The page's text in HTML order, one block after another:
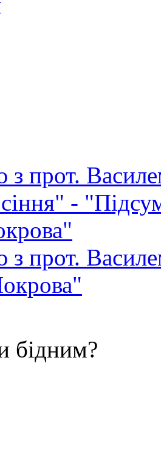
з прот.
-
з прот.
бідним?